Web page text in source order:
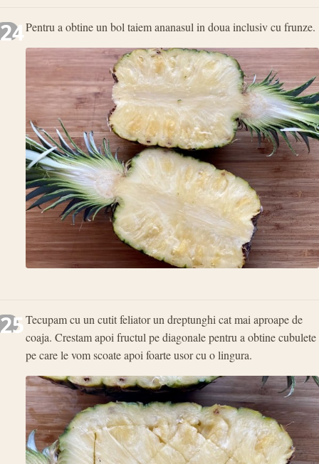
24Pentru a obtine un bol taiem ananasul in doua inclusiv cu frunze.
25Tecupam cu un cutit feliator un dreptunghi cat mai aproape de
coaja. Crestam apoi fructul pe diagonale pentru a obtine cubulete
pe care le vom scoate apoi foarte usor cu o lingura.